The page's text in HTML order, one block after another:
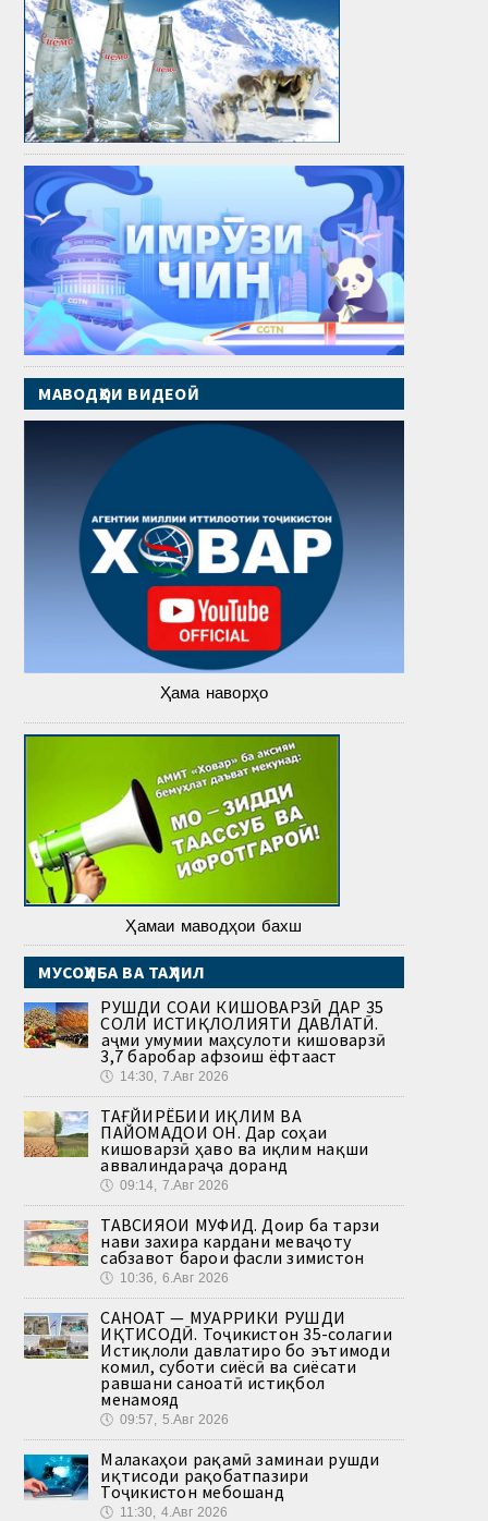
МАВОДҲОИ ВИДЕОӢ
Ҳама наворҳо
Ҳамаи маводҳои бахш
МУСОҲИБА ВА ТАҲЛИЛ
РУШДИ СОҲАИ КИШОВАРЗӢ ДАР 35
СОЛИ ИСТИҚЛОЛИЯТИ ДАВЛАТӢ.
Ҳаҷми умумии маҳсулоти кишоварзӣ
3,7 баробар афзоиш ёфтааст
🕔 14:30, 7.Авг 2026
ТАҒЙИРЁБИИ ИҚЛИМ ВА
ПАЙОМАДҲОИ ОН. Дар соҳаи
кишоварзӣ ҳаво ва иқлим нақши
аввалиндараҷа доранд
🕔 09:14, 7.Авг 2026
ТАВСИЯҲОИ МУФИД. Доир ба тарзи
нави захира кардани меваҷоту
сабзавот барои фасли зимистон
🕔 10:36, 6.Авг 2026
САНОАТ — МУҲАРРИКИ РУШДИ
ИҚТИСОДӢ. Тоҷикистон 35-солагии
Истиқлоли давлатиро бо эътимоди
комил, суботи сиёсӣ ва сиёсати
равшани саноатӣ истиқбол
менамояд
🕔 09:57, 5.Авг 2026
Малакаҳои рақамӣ заминаи рушди
иқтисоди рақобатпазири
Тоҷикистон мебошанд
🕔 11:30, 4.Авг 2026